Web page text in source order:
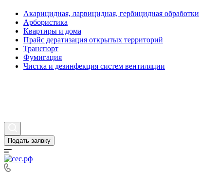
Акарицидная, ларвицидная, гербицидная обработки
Арбористика
Квартиры и дома
Прайс дератизация открытых территорий
Транспорт
Фумигация
Чистка и дезинфекция систем вентиляции
Подать заявку